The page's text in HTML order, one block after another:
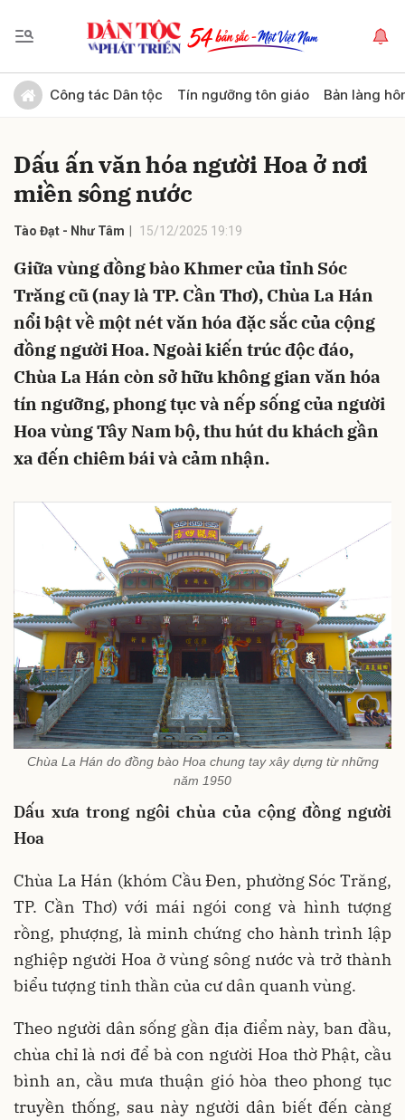
Công tác Dân tộc Tín ngưỡng tôn giáo Bản làng
Dấu ấn văn hóa người Hoa ở nơi
miền sông nước
Tào Đạt - Như Tâm 15/12/2025 19:19
Giữa vùng đồng bào Khmer của tỉnh Sóc
Trăng cũ (nay là TP. Cần Thơ), Chùa La Hán
nổi bật về một nét văn hóa đặc sắc của cộng
đồng người Hoa. Ngoài kiến trúc độc đáo,
Chùa La Hán còn sở hữu không gian văn hóa
tín ngưỡng, phong tục và nếp sống của người
Hoa vùng Tây Nam bộ, thu hút du khách gần
xa đến chiêm bái và cảm nhận.
Chùa La Hán do đồng bào Hoa chung tay xây dựng từ những
năm 1950
Dấu xưa trong ngôi chùa của cộng đồng người
Hoa
Chùa La Hán (khóm Cầu Đen, phường Sóc Trăng,
TP. Cần Thơ) với mái ngói cong và hình tượng
rồng, phượng, là minh chứng cho hành trình lập
nghiệp người Hoa ở vùng sông nước và trở thành
biểu tượng tinh thần của cư dân quanh vùng.
Theo người dân sống gần địa điểm này, ban đầu,
chùa chỉ là nơi để bà con người Hoa thờ Phật, cầu
bình an, cầu mưa thuận gió hòa theo phong tục
truyền thống, sau này người dân biết đến càng
Gửi bình luận
Hủy